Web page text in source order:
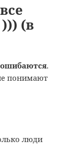
(в
.
понимают
люди